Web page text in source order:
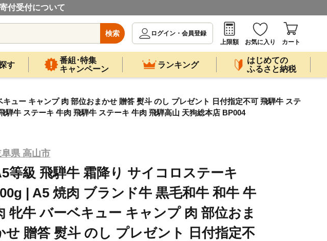
付受付について
検索
ログイン・会員登録
上限額
お気に入り カート
す
番組･特集
キャンペーン
ランキング
はじめての
ふるさと納税
ュー キャンプ 肉 部位おまかせ 贈答 熨斗 のし プレゼント 日付指定不可 飛騨牛 ステ
牛 ステーキ 牛肉 飛騨牛 ステーキ 牛肉 飛騨高山 天狗総本店 BP004
県 高山市
等級 飛騨牛 霜降り サイコロステーキ
| A5 焼肉 ブランド牛 黒毛和牛 和牛 牛
牝牛 バーベキュー キャンプ 肉 部位おま
せ 贈答 熨斗 のし プレゼント 日付指定不